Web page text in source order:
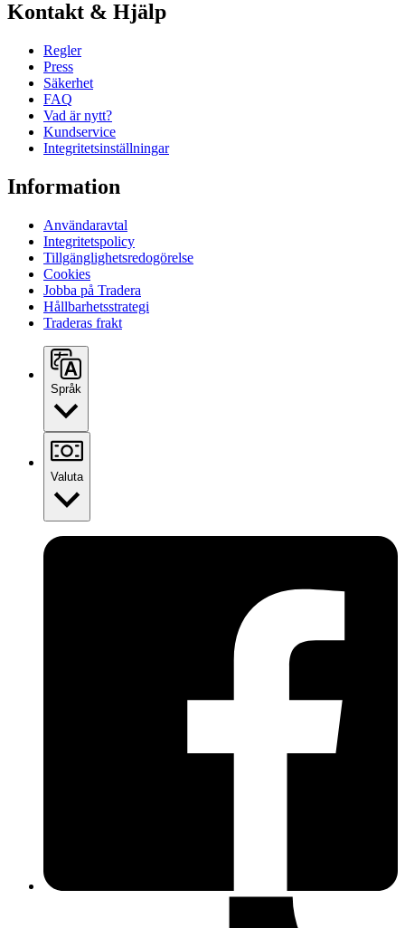
Kontakt & Hjälp
Regler
Press
Säkerhet
FAQ
Vad är nytt?
Kundservice
Integritetsinställningar
Information
Användaravtal
Integritetspolicy
Tillgänglighetsredogörelse
Cookies
Jobba på Tradera
Hållbarhetsstrategi
Traderas frakt
Språk
Valuta